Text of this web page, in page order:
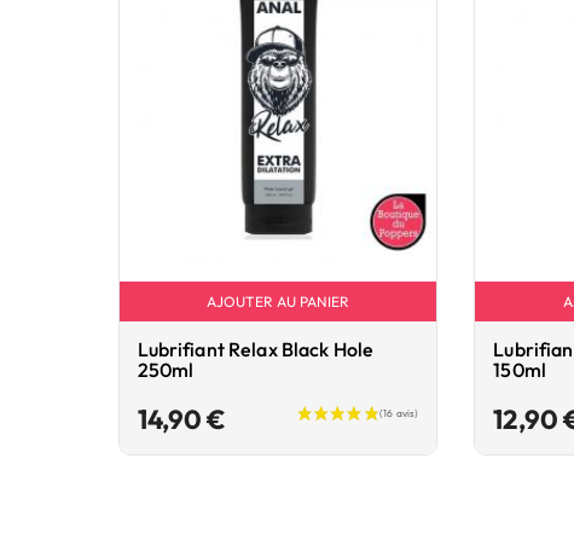
AJOUTER AU PANIER
Lubrifiant Relax Black Hole
250ml
14,90 €
150ml
12,90